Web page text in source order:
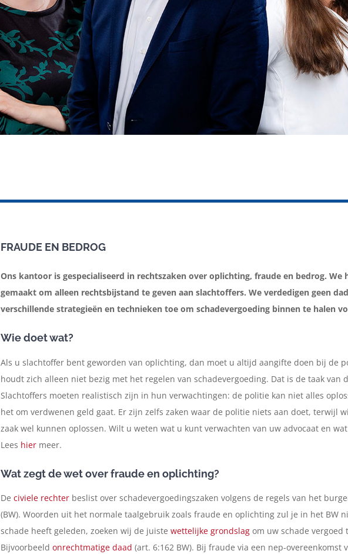
FRAUDE EN BEDROG
Ons kantoor is gespecialiseerd in rechtszaken over oplichting, fraude en bedrog. We
gemaakt om alleen rechtsbijstand te geven aan slachtoffers. We verdedigen geen
verschillende strategieën en technieken toe om schadevergoeding binnen te halen
Wie doet wat?
Als u slachtoffer bent geworden van oplichting, dan moet u altijd aangifte doen bij de
houdt zich alleen niet bezig met het regelen van schadevergoeding. Dat is de taak van
Slachtoffers moeten realistisch zijn in hun verwachtingen: de politie kan niet alles
het om verdwenen geld gaat. Er zijn zelfs zaken waar de politie niets aan doet, terwijl
zaak wel kunnen oplossen. Wilt u weten wat u kunt verwachten van uw advocaat en
Lees hier meer.
Wat zegt de wet over fraude en oplichting?
Deciviele rechter beslist over schadevergoedingszaken volgens de regels van het
(BW). Woorden uit het normale taalgebruik zoals fraude en oplichting zul je in het BW
schade heeft geleden, zoeken wij de juistewettelijke grondslag om uw schade vergoed
Bijvoorbeeldonrechtmatige daad (art. 6:162 BW). Bij fraude via een nep-overeenkomst